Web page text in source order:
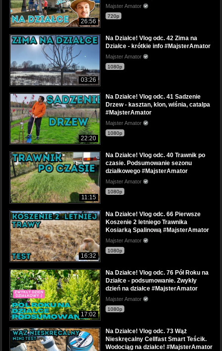
26:56
Majster Amator
720p
03:26
Na Działce! Vlog odc. 42 Zima na
Działce - krótkie info #MajsterAmator
Majster Amator
1080p
22:20
Na Działce! Vlog odc. 41 Sadzenie
Drzew - kasztan, klon, wiśnia, catalpa
#MajsterAmator
Majster Amator
1080p
11:15
Na Działce! Vlog odc. 40 Trawnik po
czasie. Podsumowanie sezonu
działkowego #MajsterAmator
Majster Amator
1080p
16:32
Na Działce! Vlog odc. 66 Pierwsze
Koszenie 2 letniego Trawnika
Kosiarką Spalinową #MajsterAmator
Majster Amator
1080p
17:02
Na Działce! Vlog odc. 76 Pół Roku na
Działce - podsumowanie. Zwykły
dzień na działce #MajsterAmator
Majster Amator
1080p
Na Działce! Vlog odc. 73 Wąż
Nieskręcalny Cellfast Smart Teścik.
Wodociąg na działce! #MajsterAmator